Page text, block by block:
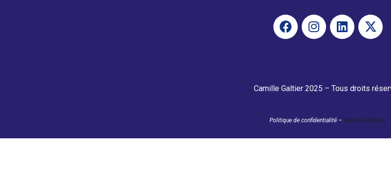
Camille Galtier 2025 – Tous droits
Politique de confidentialité – Mentions légales